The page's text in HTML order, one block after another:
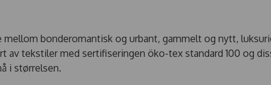
mellom bonderomantisk og urbant, gammelt og nytt,
tekstiler med sertifiseringen öko-tex standard 100 og
i størrelsen.